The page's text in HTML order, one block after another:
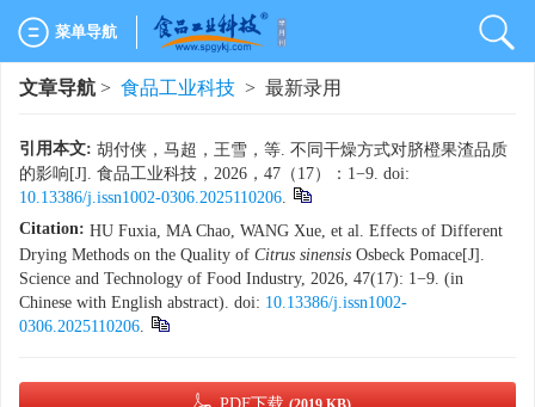
菜单导航
文章导航 > 食品工业科技 > 最新录用
引用本文: 胡付侠，马超，王雪，等. 不同干燥方式对脐橙果渣品质
的影响[J]. 食品工业科技，2026，47（17）：1−9. doi:
10.13386/j.issn1002-0306.2025110206.
Citation: HU Fuxia, MA Chao, WANG Xue, et al. Effects of Different
Drying Methods on the Quality of Citrus sinensis Osbeck Pomace[J].
Science and Technology of Food Industry, 2026, 47(17): 1−9. (in
Chinese with English abstract). doi: 10.13386/j.issn1002-
0306.2025110206.